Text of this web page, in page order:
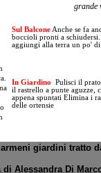
grande
Sul Balcone Anche se fa
boccioli pronti a
aggiungi alla terra un po'
In Giardino
Pulisci il
il rastrello a punte aguzze,
appena spuntati Elimina i
delle ortensie
giardini tratto
di Alessandra Di